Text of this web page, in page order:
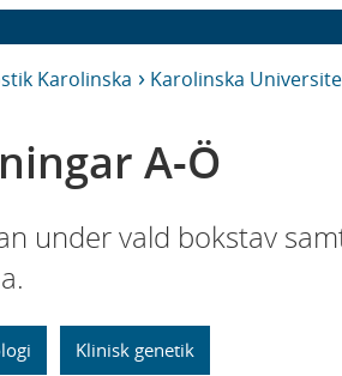
Karolinska Karolinska
A-Ö
under vald bokstav
Klinisk genetik